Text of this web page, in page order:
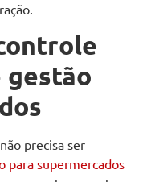
gestão
precisa ser
para supermercados